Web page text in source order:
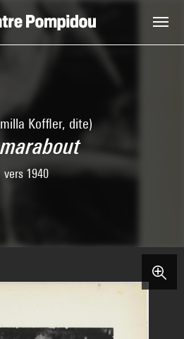
Koffler, dite)
vers 1940